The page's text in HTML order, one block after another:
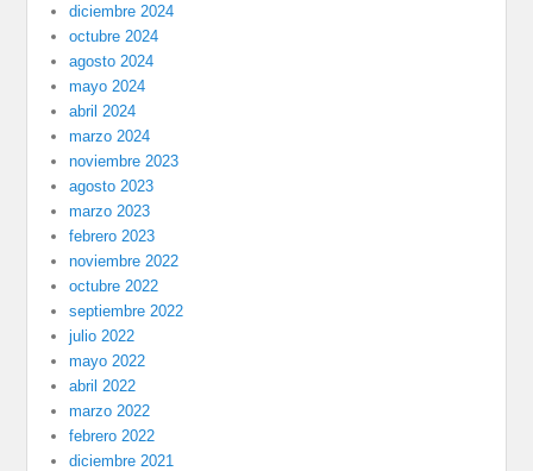
diciembre 2024
octubre 2024
agosto 2024
mayo 2024
abril 2024
marzo 2024
noviembre 2023
agosto 2023
marzo 2023
febrero 2023
noviembre 2022
octubre 2022
septiembre 2022
julio 2022
mayo 2022
abril 2022
marzo 2022
febrero 2022
diciembre 2021